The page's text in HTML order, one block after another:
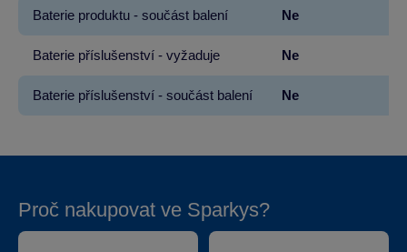
Baterie produktu - součást balení Ne
Baterie příslušenství - vyžaduje Ne
Baterie příslušenství - součást balení Ne
Proč nakupovat ve Sparkys?